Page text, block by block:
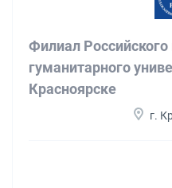
Филиал Российского
гуманитарного
Красноярске
г.